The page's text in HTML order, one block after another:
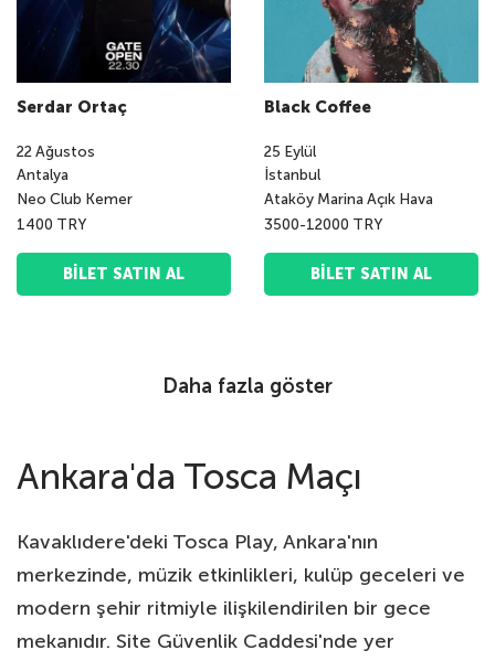
Serdar Ortaç
22Ağustos
Antalya
Neo Club Kemer
1400 TRY
BILET SATIN AL
Black Coffee
25 Eylül
İstanbul
Ataköy Marina Açık Hava
3500-12000 TRY
BILET SATIN AL
Daha fazla göster
Ankara'da Tosca Maçı
Kavaklıdere'deki Tosca Play, Ankara'nın
merkezinde, müzik etkinlikleri, kulüp geceleri ve
modern şehir ritmiyle ilişkilendirilen bir gece
mekanıdır. Site Güvenlik Caddesi'nde yer